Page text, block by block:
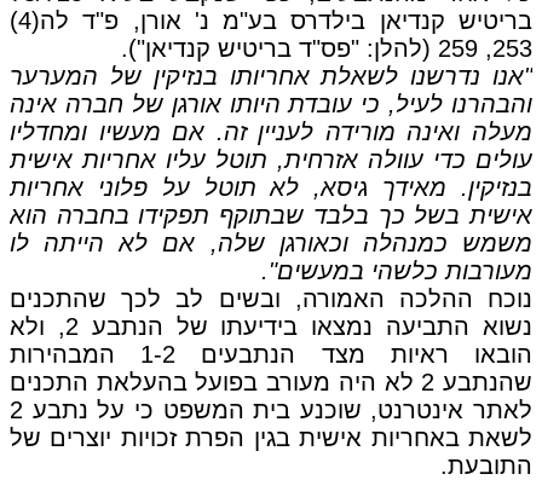
בריטיש קנדיאן בילדרס בע"מ נ' אורן, פ"ד לה(4)
253, 259 (להלן: "פס"ד בריטיש קנדיאן").
"אנו נדרשנו לשאלת אחריותו בנזיקין של המערער
והבהרנו לעיל, כי עובדת היותו אורגן של חברה אינה
מעלה ואינה מורידה לעניין זה. אם מעשיו ומחדליו
עולים כדי עוולה אזרחית, תוטל עליו אחריות אישית
בנזיקין. מאידך גיסא, לא תוטל על פלוני אחריות
אישית בשל כך בלבד שבתוקף תפקידו בחברה הוא
משמש כמנהלה וכאורגן שלה, אם לא הייתה לו
מעורבות כלשהי במעשים".
נוכח ההלכה האמורה, ובשים לב לכך שהתכנים
נשוא התביעה נמצאו בידיעתו של הנתבע 2, ולא
הובאו ראיות מצד הנתבעים 1-2 המבהירות
שהנתבע 2 לא היה מעורב בפועל בהעלאת התכנים
לאתר אינטרנט, שוכנע בית המשפט כי על נתבע 2
לשאת באחריות אישית בגין הפרת זכויות יוצרים של
התובעת.